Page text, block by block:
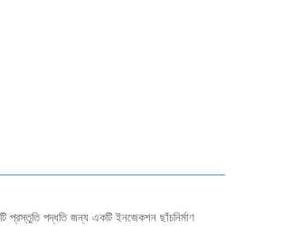
পদ্ধতি জন্য একটি ইনজেকশন ছাঁচনির্মাণ